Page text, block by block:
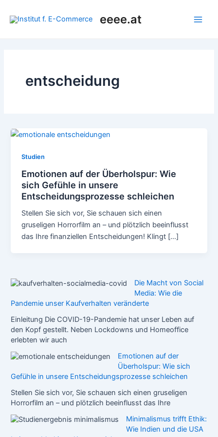
Inhalt
eeee.at
entscheidung
Studien
Emotionen auf der Überholspur: Wie
sich Gefühle in unsere
Entscheidungsprozesse schleichen
Stellen Sie sich vor, Sie schauen sich einen
gruseligen Horrorfilm an – und plötzlich beeinflusst
das Ihre finanziellen Entscheidungen! Klingt […]
Die Macht von Social
Media: Wie die
Pandemie unser Kaufverhalten veränderte
Einleitung Die COVID-19-Pandemie hat unser Leben auf
den Kopf gestellt. Neben Lockdowns und Homeoffice
erlebten wir auch
Emotionen auf der
Überholspur: Wie sich
Gefühle in unsere Entscheidungsprozesse schleichen
Stellen Sie sich vor, Sie schauen sich einen gruseligen
Horrorfilm an – und plötzlich beeinflusst das Ihre
Minimalismus trifft Ethik:
Wie Indien und die USA